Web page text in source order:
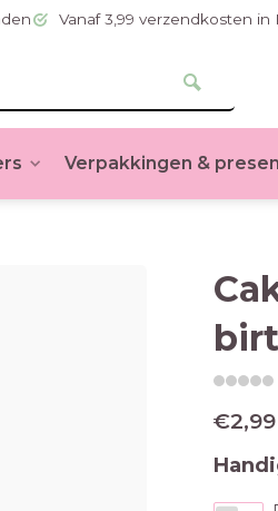
Vanaf 3,99 verzendkosten in
Verpakkingen &
€2,99